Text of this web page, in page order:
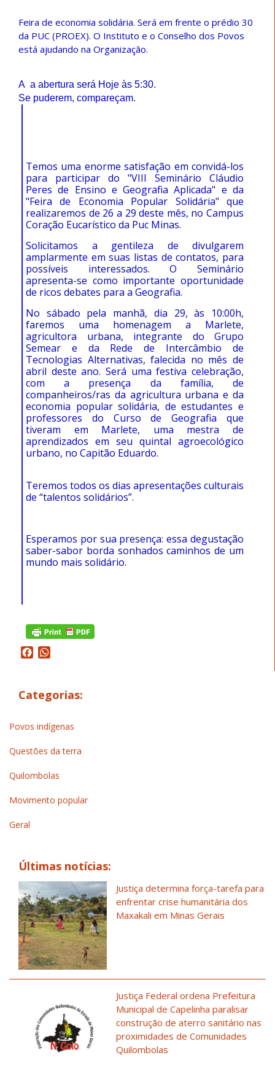
Feira de economia solidária. Será em frente o prédio 30
da PUC (PROEX). O Instituto e o Conselho dos Povos
está ajudando na Organização.
A a abertura será Hoje às 5:30.
Se puderem, compareçam.
Temos uma enorme satisfação em convidá-los
para participar do "VIII Seminário Cláudio
Peres de Ensino e Geografia Aplicada" e da
"Feira de Economia Popular Solidária" que
realizaremos de 26 a 29 deste mês, no Campus
Coração Eucarístico da Puc Minas.
Solicitamos a gentileza de divulgarem
amplarmente em suas listas de contatos, para
possíveis interessados. O Seminário
apresenta-se como importante oportunidade
de ricos debates para a Geografia.
No sábado pela manhã, dia 29, às 10:00h,
faremos uma homenagem a Marlete,
agricultora urbana, integrante do Grupo
Semear e da Rede de Intercâmbio de
Tecnologias Alternativas, falecida no mês de
abril deste ano. Será uma festiva celebração,
com a presença da família, de
companheiros/ras da agricultura urbana e da
economia popular solidária, de estudantes e
professores do Curso de Geografia que
tiveram em Marlete, uma mestra de
aprendizados em seu quintal agroecológico
urbano, no Capitão Eduardo.
Teremos todos os dias apresentações culturais
de “talentos solidários”.
Esperamos por sua presença: essa degustação
saber-sabor borda sonhados caminhos de um
mundo mais solidário.
Facebook
Categorias:
Povos indígenas
Questões da terra
Quilombolas
Movimento popular
Geral
Últimas notícias:
Justiça determina força-tarefa para
enfrentar crise humanitária dos
Maxakali em Minas Gerais
Justiça Federal ordena Prefeitura
Municipal de Capelinha paralisar
construção de aterro sanitário nas
proximidades de Comunidades
Quilombolas